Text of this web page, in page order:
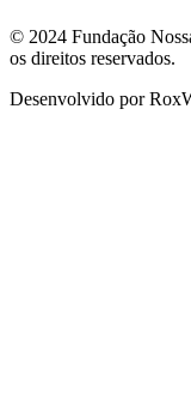
© 2024 Fundação
os direitos reservados.
Desenvolvido por